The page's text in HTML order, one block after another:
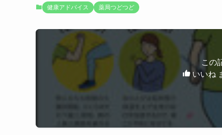
健康アドバイス 薬局つどつど
この
いいね